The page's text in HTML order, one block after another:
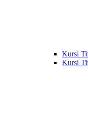
Kursi
Kursi